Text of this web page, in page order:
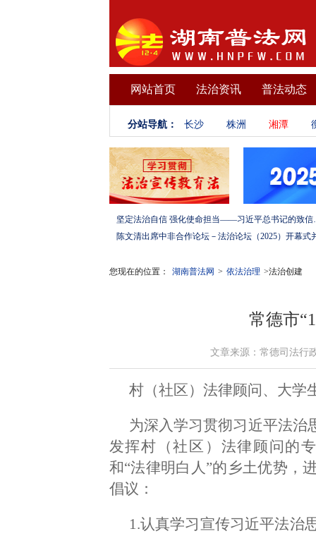
网站首页 法治资讯 普法动态
分站导航： 长沙 株洲 湘潭
坚定法治自信 强化使
您现在的位置： 湖南普法网 > 依法治理 >法治创建
常德市
文章来源：常德司法
村（社区）法律顾问、大学
为深入学习贯彻习近平法治
发挥村（社区）法律顾问的
和“法律明白人”的乡土优势，
倡议：
1.认真学习宣传习近平法治